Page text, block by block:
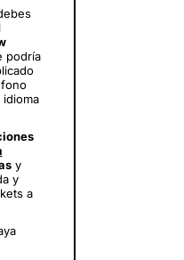
podría
y
y
a